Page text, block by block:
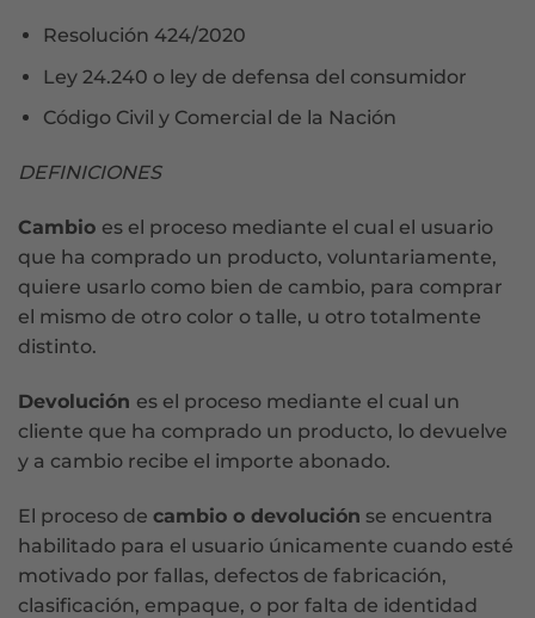
Resolución 424/2020
Ley 24.240 o ley de defensa del consumidor
Código Civil y Comercial de la Nación
DEFINICIONES
Cambio es el proceso mediante el cual el usuario
que ha comprado un producto, voluntariamente,
quiere usarlo como bien de cambio, para comprar
el mismo de otro color o talle, u otro totalmente
distinto.
Devolución es el proceso mediante el cual un
cliente que ha comprado un producto, lo devuelve
y a cambio recibe el importe abonado.
El proceso de cambio o devolución se encuentra
habilitado para el usuario únicamente cuando esté
motivado por fallas, defectos de fabricación,
clasificación, empaque, o por falta de identidad